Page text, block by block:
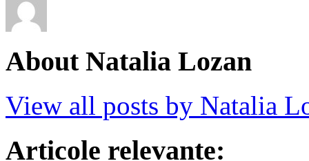
About Natalia Lozan
View all posts by Natalia
Articole relevante: